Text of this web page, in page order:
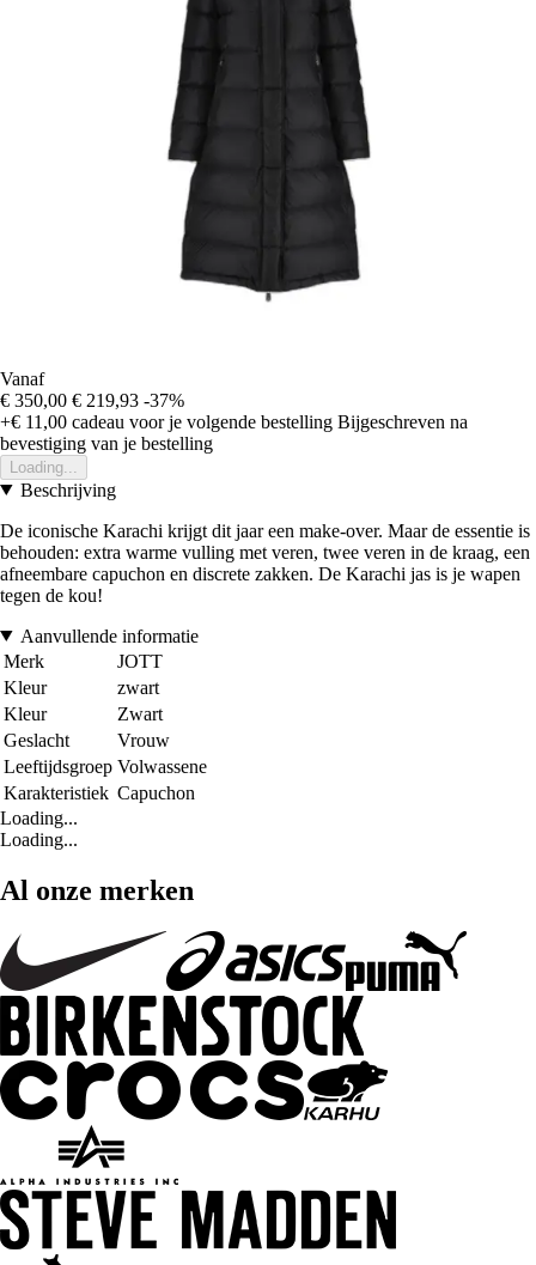
Vanaf
€ 350,00 € 219,93 -37%
+€ 11,00 cadeau voor je volgende bestelling Bijgeschreven na
bevestiging van je bestelling
Loading...
Beschrijving
De iconische Karachi krijgt dit jaar een make-over. Maar de essentie is
behouden: extra warme vulling met veren, twee veren in de kraag, een
afneembare capuchon en discrete zakken. De Karachi jas is je wapen
tegen de kou!
Aanvullende informatie
Merk
JOTT
Kleur
zwart
Kleur
Zwart
Geslacht
Vrouw
Leeftijdsgroep Volwassene
Karakteristiek Capuchon
Loading...
Loading...
Al onze merken